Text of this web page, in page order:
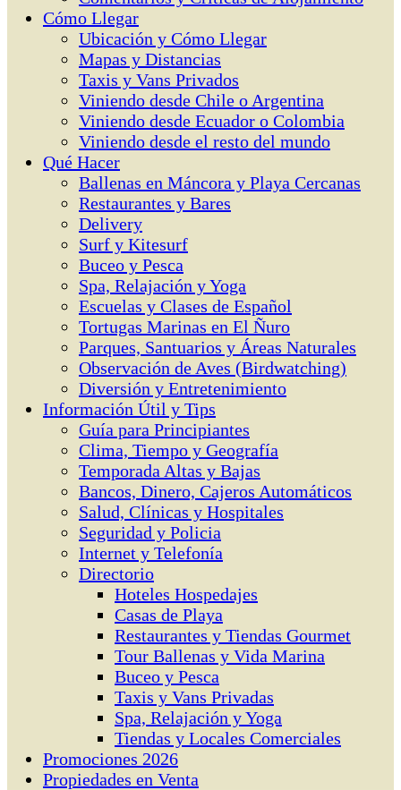
Cómo Llegar
Ubicación y Cómo Llegar
Mapas y Distancias
Taxis y Vans Privados
Viniendo desde Chile o Argentina
Viniendo desde Ecuador o Colombia
Viniendo desde el resto del mundo
Qué Hacer
Ballenas en Máncora y Playa Cercanas
Restaurantes y Bares
Delivery
Surf y Kitesurf
Buceo y Pesca
Spa, Relajación y Yoga
Escuelas y Clases de Español
Tortugas Marinas en El Ñuro
Parques, Santuarios y Áreas Naturales
Observación de Aves (Birdwatching)
Diversión y Entretenimiento
Información Útil y Tips
Guía para Principiantes
Clima, Tiempo y Geografía
Temporada Altas y Bajas
Bancos, Dinero, Cajeros Automáticos
Salud, Clínicas y Hospitales
Seguridad y Policia
Internet y Telefonía
Directorio
Hoteles Hospedajes
Casas de Playa
Restaurantes y Tiendas Gourmet
Tour Ballenas y Vida Marina
Buceo y Pesca
Taxis y Vans Privadas
Spa, Relajación y Yoga
Tiendas y Locales Comerciales
Promociones 2026
Propiedades en Venta